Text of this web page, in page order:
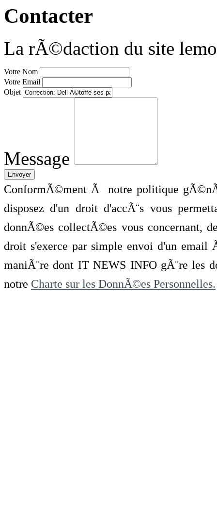
Contacter
La rÃ©daction du site
Votre Nom
Votre Email
Objet
Message
ConformÃ©ment Ã notre politique
disposez d'un droit d'accÃ¨s vous
donnÃ©es collectÃ©es vous concernant,
droit s'exerce par simple envoi d'un
maniÃ¨re dont IT NEWS INFO gÃ¨re les
notre Charte sur les DonnÃ©es Personnelles.